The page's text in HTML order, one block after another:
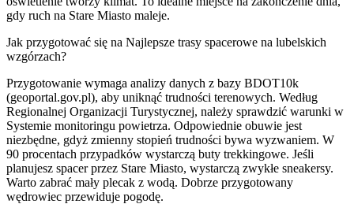
gdy ruch na Stare Miasto maleje.
Jak przygotować się na Najlepsze trasy spacerowe na lubelskich
wzgórzach?
Przygotowanie wymaga analizy danych z bazy BDOT10k
(geoportal.gov.pl), aby uniknąć trudności terenowych. Według
Regionalnej Organizacji Turystycznej, należy sprawdzić warunki w
Systemie monitoringu powietrza. Odpowiednie obuwie jest
niezbędne, gdyż zmienny stopień trudności bywa wyzwaniem. W
90 procentach przypadków wystarczą buty trekkingowe. Jeśli
planujesz spacer przez Stare Miasto, wystarczą zwykłe sneakersy.
Warto zabrać mały plecak z wodą. Dobrze przygotowany
wędrowiec przewiduje pogodę.